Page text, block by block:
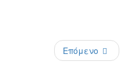
Επόμενο